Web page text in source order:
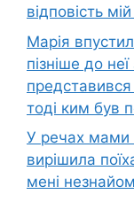
відповість
Марія
пізніше до
тоді ким був
У речах мами
вирішила
мені